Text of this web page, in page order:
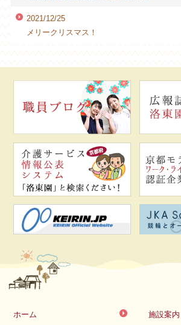
2021/12/25
メリークリスマス！
ホーム 施設案内